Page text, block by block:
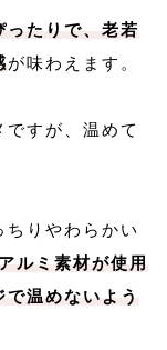
ったりで、老若
が味わえます。
すが、温めて
りやわらかい
ルミ素材が使用
温めないよう